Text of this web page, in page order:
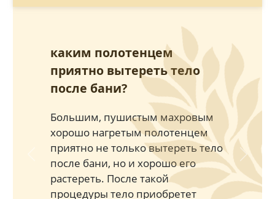
каким полотенцем
приятно вытереть тело
после бани?
Большим, пушистым махровым
хорошо нагретым полотенцем
приятно не только вытереть тело
после бани, но и хорошо его
растереть. После такой
процедуры тело приобретет
Previous Next